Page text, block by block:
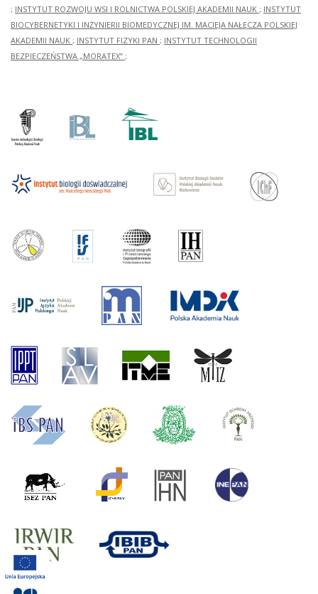
; INSTYTUT ROZWOJU WSI I ROLNICTWA POLSKIEJ AKADEMII NAUK ; INSTYTUT
BIOCYBERNETYKI I INŻYNIERII BIOMEDYCZNEJ IM. MACIEJA NAŁĘCZA POLSKIEJ
AKADEMII NAUK ; INSTYTUT FIZYKI PAN ; INSTYTUT TECHNOLOGII
BEZPIECZEŃSTWA „MORATEX” ;